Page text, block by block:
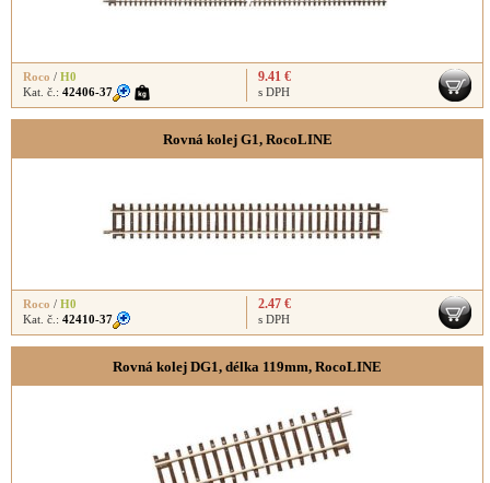
Roco / H0
Kat. č.: 42406-37
9.41 €
s DPH
Rovná kolej G1, RocoLINE
Roco / H0
Kat. č.: 42410-37
2.47 €
s DPH
Rovná kolej DG1, délka 119mm, RocoLINE